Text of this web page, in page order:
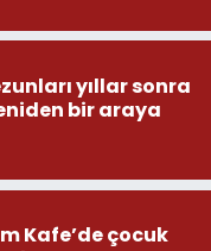
yıllar sonra
bir araya
Kafe’de çocuk